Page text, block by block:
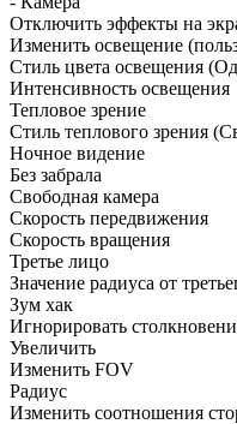
Отключить эффекты на
Изменить освещение
Стиль цвета освещения
Интенсивность освещения
Тепловое зрение
Стиль теплового зрения
Ночное видение
Без забрала
Свободная камера
Скорость передвижения
Скорость вращения
Третье лицо
Значение радиуса от
Зум хак
Игнорировать
Увеличить
Изменить FOV
Радиус
Изменить соотношения